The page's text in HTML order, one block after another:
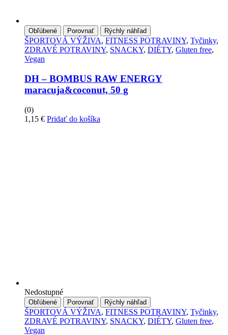
Obľúbené Porovnať Rýchly náhľad
ŠPORTOVÁ VÝŽIVA, FITNESS POTRAVINY, Tyčinky,
ZDRAVÉ POTRAVINY, SNACKY, DIÉTY, Gluten free,
Vegan
DH – BOMBUS RAW ENERGY
maracuja&coconut, 50 g
(0)
1,15 € Pridať do košíka
Nedostupné
Obľúbené Porovnať Rýchly náhľad
ŠPORTOVÁ VÝŽIVA, FITNESS POTRAVINY, Tyčinky,
ZDRAVÉ POTRAVINY, SNACKY, DIÉTY, Gluten free,
Vegan